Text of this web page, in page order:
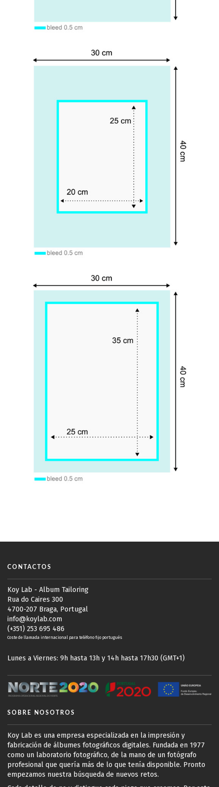
CONTACTOS
Koy Lab - Album Tailoring
Rua do Caires 300
4700-207 Braga, Portugal
info@koylab.com
(+351) 253 695 486
Coste de llamada internacional para teléfono fijo portugués
Lunes a Viernes: 9h hasta 13h y 14h hasta 17h30 (GMT+1)
SOBRE NOSOTROS
Koy Lab es una empresa especializada en la impresión y
fabricación de álbumes fotográficos digitales. Fundada en 1977
como un laboratorio fotográfico, de la mano de un fotógrafo
profesional que quería más de lo que tenía disponible. Pronto
empezamos nuestra búsqueda de nuevos retos.